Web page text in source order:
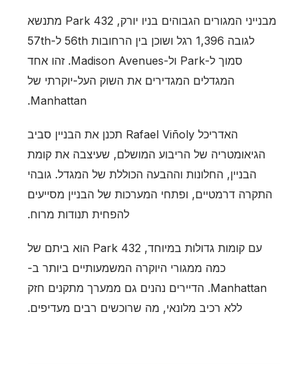
מבנייני המגורים הגבוהים בניו יורק, 432 Park מתנשא
לגובה 1,396 רגל ושוכן בין הרחובות 56th ל-57th
סמוך ל-Park ול-Madison Avenues. זהו אחד
המגדלים המגדירים את השוק העל-יוקרתי של
Manhattan.
האדריכל Rafael Viñoly תכנן את הבניין סביב
הגיאומטריה של הריבוע המושלם, שעיצבה את קומת
הבניין, החלונות וההבעה הכוללת של המגדל. גובהי
התקרה דרמטיים, ופתחי המערכות של הבניין מסייעים
להפחית תנודות מרוח.
עם קומות גדולות במיוחד, 432 Park הוא ביתם של
כמה ממגורי היוקרה המשמעותיים ביותר ב-
Manhattan. הדיירים נהנים גם ממערך מתקנים חזק
ללא רכיב מלונאי, מה שרוכשים רבים מעדיפים.